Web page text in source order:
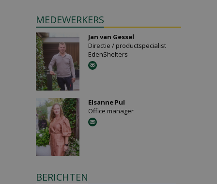
MEDEWERKERS
Jan van Gessel
Directie / productspecialist
EdenShelters
Elsanne Pul
Office manager
BERICHTEN